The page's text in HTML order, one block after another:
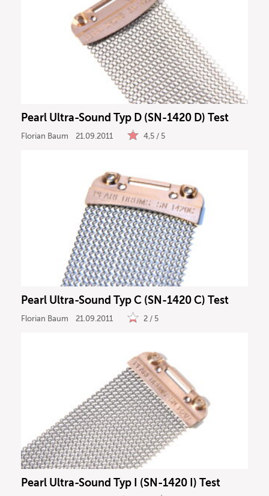
Pearl Ultra-Sound Typ D (SN-1420 D) Test
Florian Baum 21.09.2011 4,5 / 5
Pearl Ultra-Sound Typ C (SN-1420 C) Test
Florian Baum 21.09.2011 2 / 5
Pearl Ultra-Sound Typ I (SN-1420 I) Test